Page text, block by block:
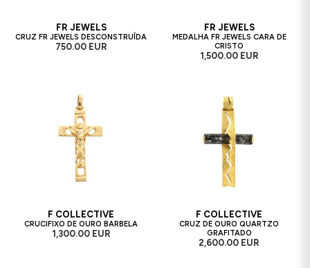
FR JEWELS
CRUZ FR JEWELS DESCONSTRUÍDA
750.00 EUR
FR JEWELS
MEDALHA FR JEWELS CARA DE
CRISTO
1,500.00 EUR
F COLLECTIVE
CRUCIFIXO DE OURO BARBELA
1,300.00 EUR
F COLLECTIVE
CRUZ DE OURO QUARTZO
GRAFITADO
2,600.00 EUR